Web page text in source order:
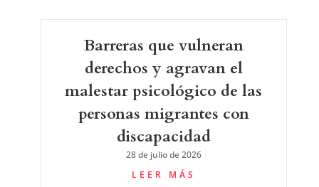
Barreras que vulneran
derechos y agravan el
malestar psicológico de las
personas migrantes con
discapacidad
28 de julio de 2026
LEER MÁS